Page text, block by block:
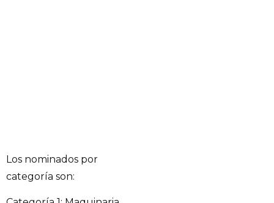
Los nominados por
categoría son: